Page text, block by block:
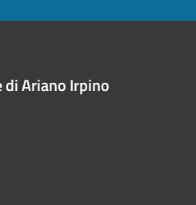
di Ariano Irpino